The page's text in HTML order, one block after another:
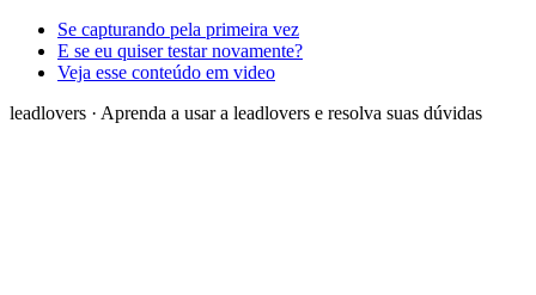
Se capturando pela primeira vez
E se eu quiser testar novamente?
Veja esse conteúdo em video
leadlovers · Aprenda a usar a leadlovers e resolva suas dúvidas